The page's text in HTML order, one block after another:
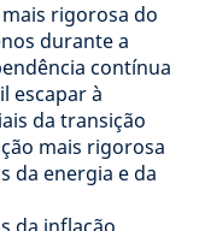
rigorosa do
durante a
contínua
escapar à
da transição
mais rigorosa
da energia e da